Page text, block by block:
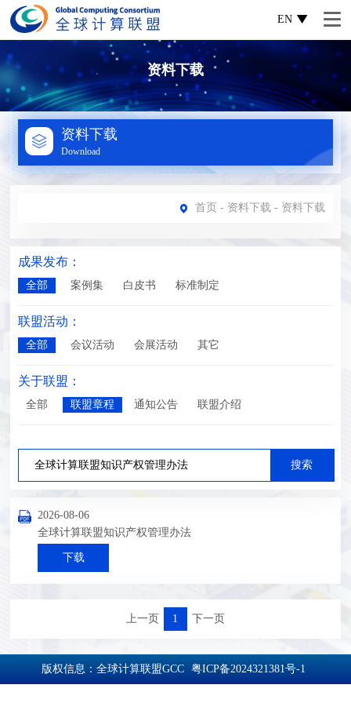
EN
资料下载
资料下载
Download
首页 - 资料下载 - 资料下载
成果发布：
全部 案例集 白皮书 标准制定
联盟活动：
全部 会议活动 会展活动 其它
关于联盟：
全部 联盟章程 通知公告 联盟介绍
2026-08-06
全球计算联盟知识产权管理办法
下载
上一页 1 下一页
版权信息：全球计算联盟GCC 粤ICP备2024321381号-1